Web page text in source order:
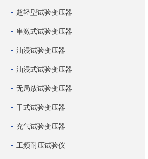
超轻型试验变压器
串激式试验变压器
油浸试验变压器
油浸式试验变压器
无局放试验变压器
干式试验变压器
充气试验变压器
工频耐压试验仪